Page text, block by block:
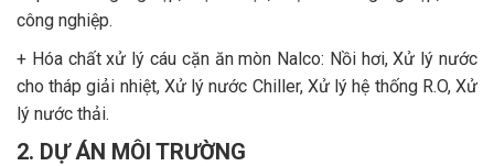
công nghiệp.
+ Hóa chất xử lý cáu cặn ăn mòn Nalco: Nồi hơi, Xử lý nước
cho tháp giải nhiệt, Xử lý nước Chiller, Xử lý hệ thống R.O, Xử
lý nước thải.
2. DỰ ÁN MÔI TRƯỜNG